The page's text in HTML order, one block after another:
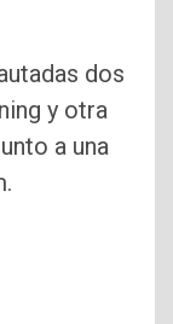
dos
y otra
a una